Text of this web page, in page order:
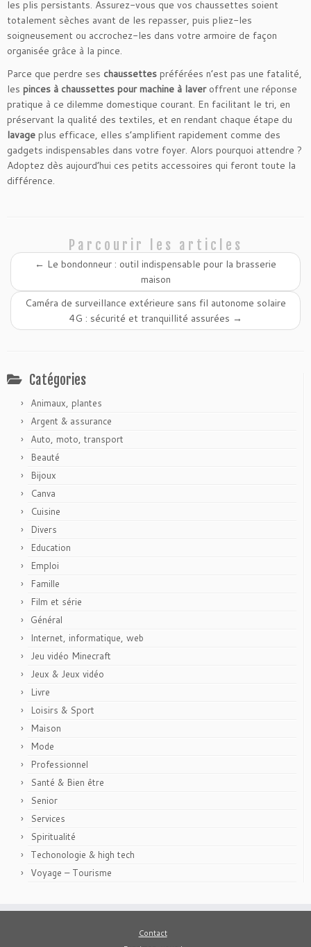
les plis persistants. Assurez-vous que vos chaussettes soient
totalement sèches avant de les repasser, puis pliez-les
soigneusement ou accrochez-les dans votre armoire de façon
organisée grâce à la pince.
Parce que perdre ses chaussettes préférées n’est pas une fatalité,
les pinces à chaussettes pour machine à laveroffrent une réponse
pratique à ce dilemme domestique courant. En facilitant le tri, en
préservant la qualité des textiles, et en rendant chaque étape du
lavage plus efficace, elles s’amplifient rapidement comme des
gadgets indispensables dans votre foyer. Alors pourquoi attendre ?
Adoptez dès aujourd’hui ces petits accessoires qui feront toute la
différence.
Parcourir les articles
← Le bondonneur : outil indispensable pour la brasserie
maison
Caméra de surveillance extérieure sans fil autonome solaire
4G : sécurité et tranquillité assurées →
Catégories
Animaux, plantes
Argent & assurance
Auto, moto, transport
Beauté
Bijoux
Canva
Cuisine
Divers
Education
Emploi
Famille
Film et série
Général
Internet, informatique, web
Jeu vidéo Minecraft
Jeux & Jeux vidéo
Livre
Loisirs & Sport
Maison
Mode
Professionnel
Santé & Bien être
Senior
Services
Spiritualité
Techonologie & high tech
Voyage – Tourisme
Contact